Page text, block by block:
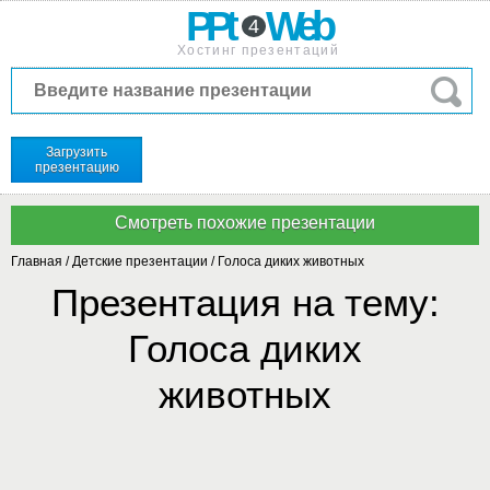
PPt 4 Web
Хостинг презентаций
Загрузить
презентацию
Главная /Детские презентации / Голоса диких животных
Презентация на тему:
Голоса диких
животных